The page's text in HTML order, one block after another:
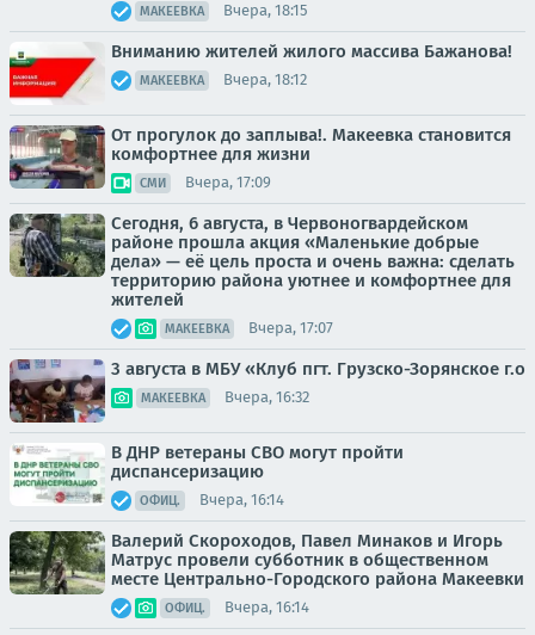
МАКЕЕВКА Вчера, 18:15
Вниманию жителей жилого массива Бажанова!
МАКЕЕВКА Вчера, 18:12
От прогулок до заплыва!. Макеевка становится
комфортнее для жизни
СМИ Вчера, 17:09
Сегодня, 6 августа, в Червоногвардейском
районе прошла акция «Маленькие добрые
дела» — её цель проста и очень важна: сделать
территорию района уютнее и комфортнее для
жителей
МАКЕЕВКА Вчера, 17:07
3 августа в МБУ «Клуб пгт. Грузско-Зорянское г.о
МАКЕЕВКА Вчера, 16:32
В ДНР ветераны СВО могут пройти
диспансеризацию
ОФИЦ. Вчера, 16:14
Валерий Скороходов, Павел Минаков и Игорь
Матрус провели субботник в общественном
месте Центрально-Городского района Макеевки
ОФИЦ. Вчера, 16:14